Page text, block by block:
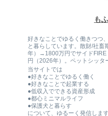
も
好きなことでゆるく働きつつ
と暮らしています。散財/社
年）→1800万円でサイド
円（2026年）。ペットシッタ
当サイトでは
●好きなことでゆるく働く
●好きなことで起業する
●低収入でできる資産形成
●都心ミニマルライフ
●保護犬と暮らす
について、ゆるーく発信します